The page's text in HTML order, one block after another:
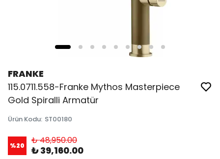
FRANKE
115.0711.558-Franke Mythos Masterpiece
Gold Spiralli Armatür
Ürün Kodu: ST00180
%20 ₺ 48,950.00
₺ 39,160.00